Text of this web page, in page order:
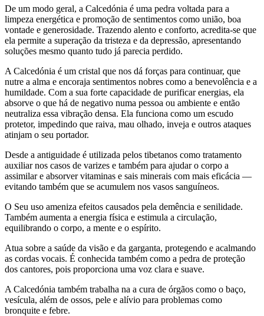
De um modo geral, a Calcedónia é uma pedra voltada para a
limpeza energética e promoção de sentimentos como união, boa
vontade e generosidade. Trazendo alento e conforto, acredita-se que
ela permite a superação da tristeza e da depressão, apresentando
soluções mesmo quanto tudo já parecia perdido.
A Calcedónia é um cristal que nos dá forças para continuar, que
nutre a alma e encoraja sentimentos nobres como a benevolência e a
humildade. Com a sua forte capacidade de purificar energias, ela
absorve o que há de negativo numa pessoa ou ambiente e então
neutraliza essa vibração densa. Ela funciona como um escudo
protetor, impedindo que raiva, mau olhado, inveja e outros ataques
atinjam o seu portador.
Desde a antiguidade é utilizada pelos tibetanos como tratamento
auxiliar nos casos de varizes e também para ajudar o corpo a
assimilar e absorver vitaminas e sais minerais com mais eficácia —
evitando também que se acumulem nos vasos sanguíneos.
O Seu uso ameniza efeitos causados pela demência e senilidade.
Também aumenta a energia física e estimula a circulação,
equilibrando o corpo, a mente e o espírito.
Atua sobre a saúde da visão e da garganta, protegendo e acalmando
as cordas vocais. É conhecida também como a pedra de proteção
dos cantores, pois proporciona uma voz clara e suave.
A Calcedónia também trabalha na a cura de órgãos como o baço,
vesícula, além de ossos, pele e alívio para problemas como
bronquite e febre.